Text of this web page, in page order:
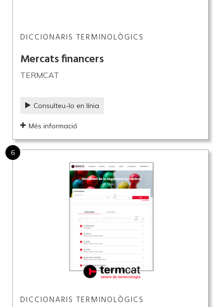
DICCIONARIS TERMINOLÒGICS
Mercats financers
TERMCAT
Consulteu-lo en línia
Més informació
6
DICCIONARIS TERMINOLÒGICS